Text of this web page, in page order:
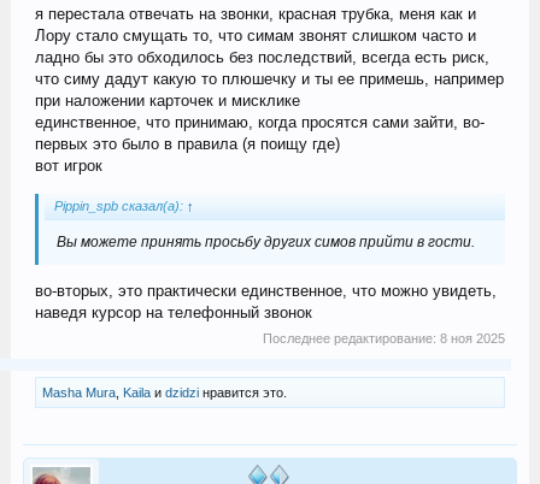
я перестала отвечать на звонки, красная трубка, меня как и
Лору стало смущать то, что симам звонят слишком часто и
ладно бы это обходилось без последствий, всегда есть риск,
что симу дадут какую то плюшечку и ты ее примешь, например
при наложении карточек и мисклике
единственное, что принимаю, когда просятся сами зайти, во-
первых это было в правила (я поищу где)
вот игрок
Pippin_spb сказал(а): ↑
Вы можете принять просьбу других симов прийти в гости.
во-вторых, это практически единственное, что можно увидеть,
наведя курсор на телефонный звонок
Последнее редактирование:8 ноя 2025
Masha Mura, Kailaи dzidziнравится это.